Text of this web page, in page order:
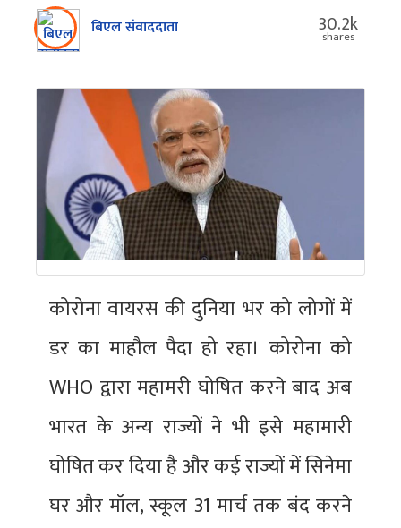
बिएल संवाददाता 30.2k
shares
कोरोना वायरस की दुनिया भर को लोगों में
डर का माहौल पैदा हो रहा। कोरोना को
WHO द्वारा महामरी घोषित करने बाद अब
भारत के अन्य राज्यों ने भी इसे महामारी
घोषित कर दिया है और कई राज्यों में सिनेमा
घर और मॉल, स्कूल 31 मार्च तक बंद करने